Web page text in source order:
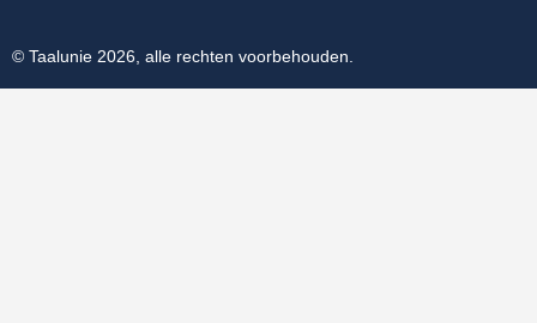
© Taalunie 2026, alle rechten voorbehouden.